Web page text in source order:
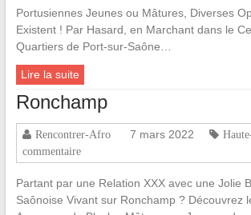
Portusiennes Jeunes ou Mâtures, Diverses
Existent ! Par Hasard, en Marchant dans le
Quartiers de Port-sur-Saône…
Lire la suite
Ronchamp
Rencontrer-Afro 7 mars 2022
commentaire
Partant par une Relation XXX avec une Jolie
Saônoise Vivant sur Ronchamp ? Découvrez